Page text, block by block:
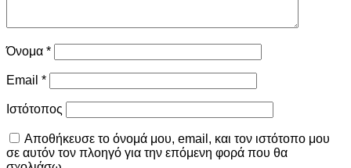
Όνομα *
Email *
Ιστότοπος
Αποθήκευσε το όνομά μου, email, και τον ιστότοπο μου
σε αυτόν τον πλοηγό για την επόμενη φορά που θα